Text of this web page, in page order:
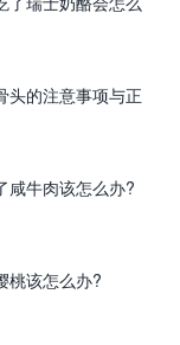
头的注意事项与正
咸牛肉该怎么办?
桃该怎么办?